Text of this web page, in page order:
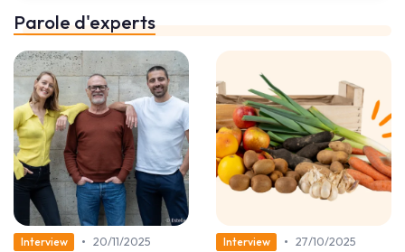
Parole d'experts
Interview • 20/11/2025
Interview • 27/10/2025